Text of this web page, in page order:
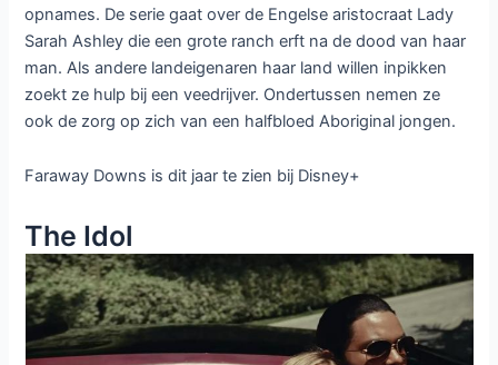
opnames. De serie gaat over de Engelse aristocraat Lady
Sarah Ashley die een grote ranch erft na de dood van haar
man. Als andere landeigenaren haar land willen inpikken
zoekt ze hulp bij een veedrijver. Ondertussen nemen ze
ook de zorg op zich van een halfbloed Aboriginal jongen.
Faraway Downs is dit jaar te zien bij Disney+
The Idol